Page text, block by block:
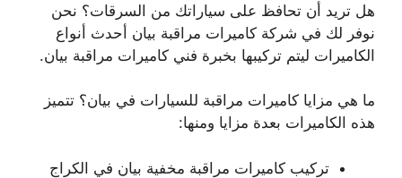
هل تريد أن تحافظ على سياراتك من السرقات؟ نحن
نوفر لك في شركة كاميرات مراقبة بيان أحدث أنواع
الكاميرات ليتم تركيبها بخبرة فني كاميرات مراقبة بيان.
ما هي مزايا كاميرات مراقبة للسيارات في بيان؟ تتميز
هذه الكاميرات بعدة مزايا ومنها:
تركيب كاميرات مراقبة مخفية بيان في الكراج